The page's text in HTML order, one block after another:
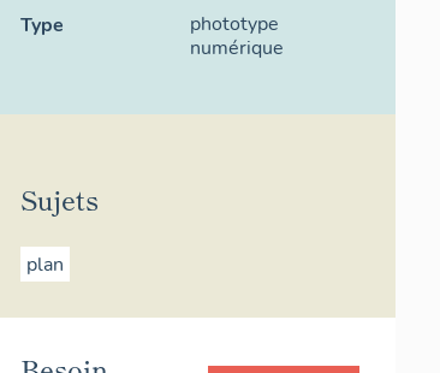
Type
phototype
numérique
Sujets
plan